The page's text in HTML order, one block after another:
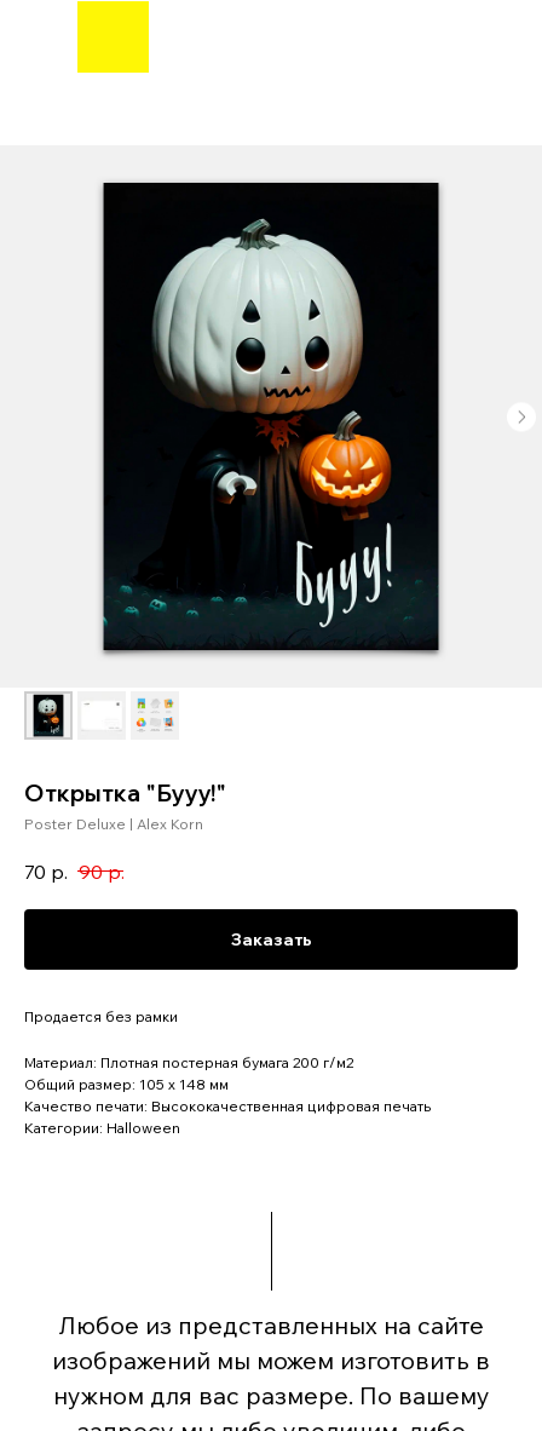
Открытка "Бууу!"
Poster Deluxe | Alex Korn
70 р. 90 р.
Заказать
Продается без рамки
Материал: Плотная постерная бумага 200 г/м2
Общий размер: 105 x 148 мм
Качество печати: Высококачественная цифровая печать
Категории: Halloween
Любое из представленных на сайте
изображений мы можем изготовить в
нужном для вас размере. По вашему